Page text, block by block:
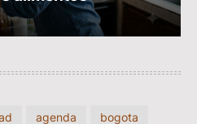
agenda
bogota